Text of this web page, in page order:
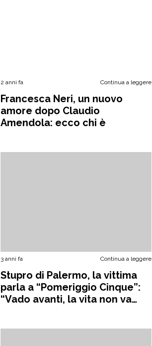
2 anni fa Continua a leggere
Francesca Neri, un nuovo
amore dopo Claudio
Amendola: ecco chi è
3 anni fa Continua a leggere
Stupro di Palermo, la vittima
parla a “Pomeriggio Cinque”:
“Vado avanti, la vita non va